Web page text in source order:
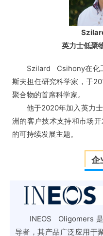
英力士低聚
Szilard Csihony在化
斯夫担任研究科学家，于
聚合物的首席科学家。
他于2020年加入英力
洲的客户技术支持和市场
的可持续发展主题。
企
INEOS Oligomers
导者，其产品广泛应用于